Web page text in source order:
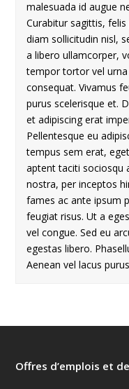
malesuada id augue
Curabitur sagittis,
diam sollicitudin nisl,
a libero ullamcorper,
tempor tortor vel
consequat. Vivamus
purus scelerisque et.
et adipiscing erat
Pellentesque eu
tempus sem erat,
aptent taciti sociosqu
nostra, per inceptos
fames ac ante ipsum
feugiat risus. Ut a
vel congue. Sed eu
egestas libero.
Aenean vel lacus
Offres d’emplois et